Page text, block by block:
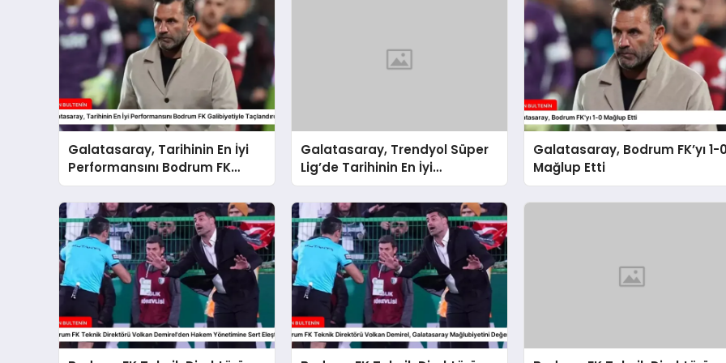
Galatasaray, Tarihinin En İyi
Performansını Bodrum FK
Galibiyetiyle Taçlandırdı
Galatasaray, Trendyol Süper
Lig’de Tarihinin En İyi
Performansını Gösterdi
Galatasaray, Bodrum FK’yı 1-
Mağlup Etti